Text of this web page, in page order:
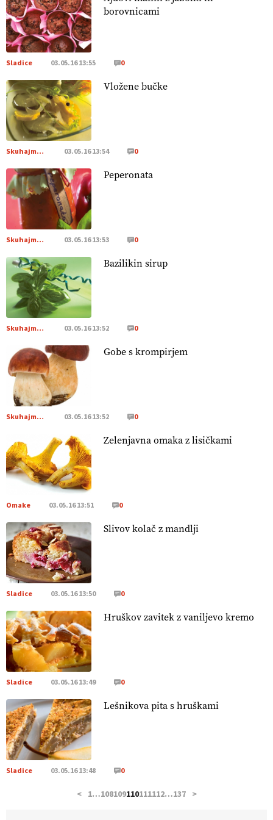
[EKOloško = LOGIČNO
ključna kmetijstvo
https://t.co/YvDmY3UNng @EUAgri #IMCAP #CAP
[EKOloško = LOGIČNO
naravno peneče vino, tudi v Sloveniji.
https://t.co/9fpqD3fCrE @EUAgri #IMCAP #CAP
[EKOloško = LOGIČNO
pridelava z mislijo na naravo.
@EUAgri #IMCAP #CAP https://t.co/Bf31lnQSIb
[EKOloško = LOGIČNO
in vlaga.
VEČ
https://t.co/qmMX2yevum @EUAgri #IMCAP
#CAP https://t.co/dDwsipE645
[EKOloško = LOGIČNO
tal
. VEČ
https://t.co/J7RkeaYpYu @EUAgri #IMCAP #CAP
https://t.co/RVG0FzcQN6
[EKOloško = LOGIČNO
] Zdravje rastlin je ključno za
prehransko varnost,
https://t.co/K0USFPJ5fJ @EUAgri #IMCAP #CAP
https://t.co/vcHhoOixHy
[EKOloško = LOGIČNO
Danes ni pomembna le količina
hrane, ampak tudi način njene pridelave
https://t.co/bKGeI4ZcNi @EUAgri #imcap #cap #blog
https://t.co/2sllAmcKwG
[EKOloško = LOGIČNO
Kakovostna ekološka semena in
prilagojene sorte
VEČ
https://t.co/OQSsax7l8V @EUAgri #IMCAP #CAP
https://t.co/PAL0zlhVia
[EKOloško = LOGIČNO
pridelava aronije
kmetijsko in podjetniško zgodbo.
https://t.co/EulJoSBYMi @EUAgri #IMCAP #CAP
https://t.co/xp1oihBDaJ
borovnicami
Sladice 03.05.16 13:55 0
Vložene bučke
Skuhajmo SI 03.05.16 13:54 0
Peperonata
Skuhajmo SI 03.05.16 13:53 0
Bazilikin sirup
Skuhajmo SI 03.05.16 13:52 0
Gobe s krompirjem
Skuhajmo SI 03.05.16 13:52 0
Zelenjavna omaka z lisičkami
Omake 03.05.16 13:51 0
Slivov kolač z mandlji
Sladice 03.05.16 13:50 0
Hruškov zavitek z vaniljevo kremo
Sladice 03.05.16 13:49 0
Lešnikova pita s hruškami
Sladice 03.05.16 13:48 0
< 1…108109110111112…137 >